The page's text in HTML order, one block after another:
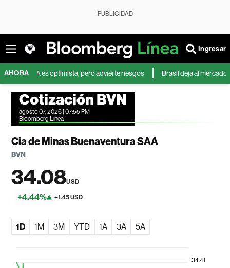
PUBLICIDAD
Ingresar
AHORAes optimista, pero advierte riesgos Brasil deja al mercado mundial
Cotización BVN
agosto 07, 2026 | 07:55 PM
Bloomberg Línea
Cia de Minas Buenaventura SAA
BVN
34.08USD
+4.44% +1.45 USD
1D 1M 3M YTD 1A 3A 5A
34.41